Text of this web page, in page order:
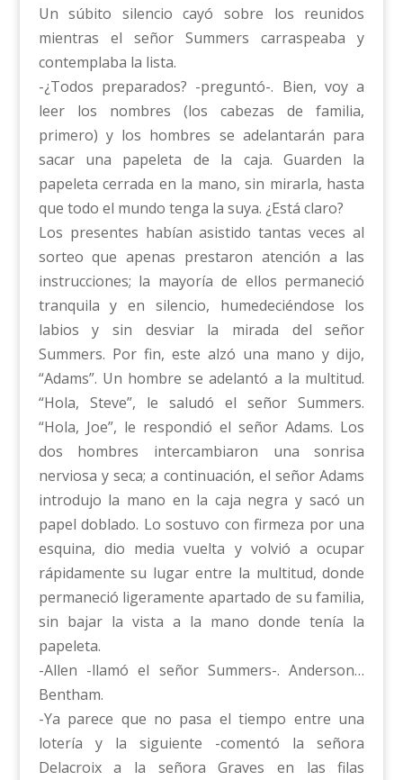
Un súbito silencio cayó sobre los reunidos
mientras el señor Summers carraspeaba y
contemplaba la lista.
-¿Todos preparados? -preguntó-. Bien, voy a
leer los nombres (los cabezas de familia,
primero) y los hombres se adelantarán para
sacar una papeleta de la caja. Guarden la
papeleta cerrada en la mano, sin mirarla, hasta
que todo el mundo tenga la suya. ¿Está claro?
Los presentes habían asistido tantas veces al
sorteo que apenas prestaron atención a las
instrucciones; la mayoría de ellos permaneció
tranquila y en silencio, humedeciéndose los
labios y sin desviar la mirada del señor
Summers. Por fin, este alzó una mano y dijo,
“Adams”. Un hombre se adelantó a la multitud.
“Hola, Steve”, le saludó el señor Summers.
“Hola, Joe”, le respondió el señor Adams. Los
dos hombres intercambiaron una sonrisa
nerviosa y seca; a continuación, el señor Adams
introdujo la mano en la caja negra y sacó un
papel doblado. Lo sostuvo con firmeza por una
esquina, dio media vuelta y volvió a ocupar
rápidamente su lugar entre la multitud, donde
permaneció ligeramente apartado de su familia,
sin bajar la vista a la mano donde tenía la
papeleta.
-Allen -llamó el señor Summers-. Anderson…
Bentham.
-Ya parece que no pasa el tiempo entre una
lotería y la siguiente -comentó la señora
Delacroix a la señora Graves en las filas